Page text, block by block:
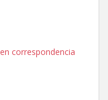
por temas de trabajo
correspondencia